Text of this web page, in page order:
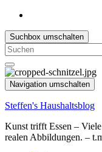
Suchbox umschalten
Search
for:
Navigation umschalten
Steffen's Haushaltsblog
Kunst trifft Essen –
realen Abbildungen. –